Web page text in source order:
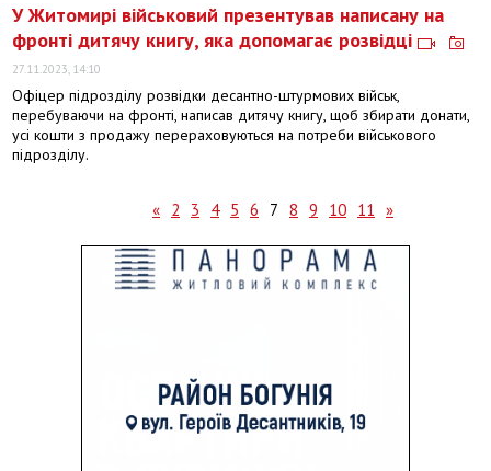
У Житомирі військовий презентував написану на
фронті дитячу книгу, яка допомагає розвідці
27.11.2023, 14:10
Офіцер підрозділу розвідки десантно-штурмових військ,
перебуваючи на фронті, написав дитячу книгу, щоб збирати донати,
усі кошти з продажу перераховуються на потреби військового
підрозділу.
« 2 3 4 5 6 7 8 9 10 11 »